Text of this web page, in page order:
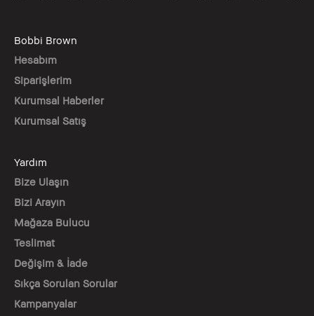
Bobbi Brown
Hesabım
Siparişlerim
Kurumsal Haberler
Kurumsal Satış
Yardım
Bize Ulaşın
Bizi Arayın
Mağaza Bulucu
Teslimat
Değişim & İade
Sıkça Sorulan Sorular
Kampanyalar